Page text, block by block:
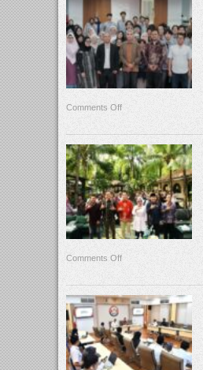
Comments Off
Comments Off